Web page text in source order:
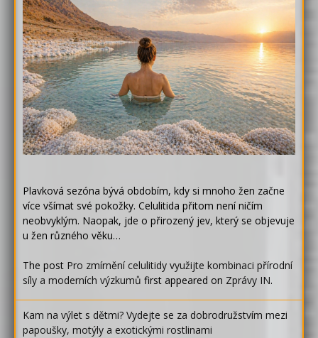
Plavková sezóna bývá obdobím, kdy si mnoho žen začne
více všímat své pokožky. Celulitida přitom není ničím
neobvyklým. Naopak, jde o přirozený jev, který se objevuje
u žen různého věku…
The post Pro zmírnění celulitidy využijte kombinaci přírodní
síly a moderních výzkumů first appeared on Zprávy IN.
Kam na výlet s dětmi? Vydejte se za dobrodružstvím mezi
papoušky, motýly a exotickými rostlinami